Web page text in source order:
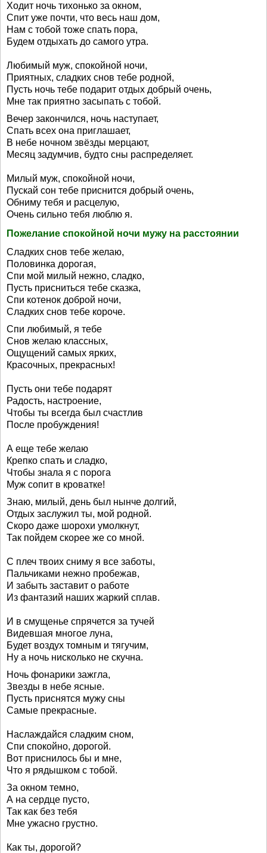
Ходит ночь тихонько за окном,
Спит уже почти, что весь наш дом,
Нам с тобой тоже спать пора,
Будем отдыхать до самого утра.
Любимый муж, спокойной ночи,
Приятных, сладких снов тебе родной,
Пусть ночь тебе подарит отдых добрый очень,
Мне так приятно засыпать с тобой.
Вечер закончился, ночь наступает,
Спать всех она приглашает,
В небе ночном звёзды мерцают,
Месяц задумчив, будто сны распределяет.
Милый муж, спокойной ночи,
Пускай сон тебе приснится добрый очень,
Обниму тебя и расцелую,
Очень сильно тебя люблю я.
Пожелание спокойной ночи мужу на расстоянии
Сладких снов тебе желаю,
Половинка дорогая,
Спи мой милый нежно, сладко,
Пусть присниться тебе сказка,
Спи котенок доброй ночи,
Сладких снов тебе короче.
Спи любимый, я тебе
Снов желаю классных,
Ощущений самых ярких,
Красочных, прекрасных!
Пусть они тебе подарят
Радость, настроение,
Чтобы ты всегда был счастлив
После пробуждения!
А еще тебе желаю
Крепко спать и сладко,
Чтобы знала я с порога
Муж сопит в кроватке!
Знаю, милый, день был нынче долгий,
Отдых заслужил ты, мой родной.
Скоро даже шорохи умолкнут,
Так пойдем скорее же со мной.
С плеч твоих сниму я все заботы,
Пальчиками нежно пробежав,
И забыть заставит о работе
Из фантазий наших жаркий сплав.
И в смущенье спрячется за тучей
Видевшая многое луна,
Будет воздух томным и тягучим,
Ну а ночь нисколько не скучна.
Ночь фонарики зажгла,
Звезды в небе ясные.
Пусть приснятся мужу сны
Самые прекрасные.
Наслаждайся сладким сном,
Спи спокойно, дорогой.
Вот приснилось бы и мне,
Что я рядышком с тобой.
За окном темно,
А на сердце пусто,
Так как без тебя
Мне ужасно грустно.
Как ты, дорогой?